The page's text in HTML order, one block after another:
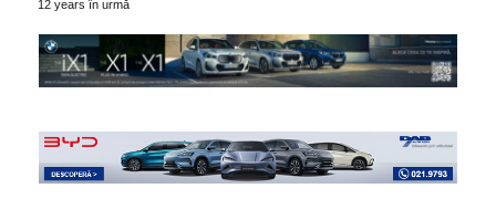
12 years în urmă